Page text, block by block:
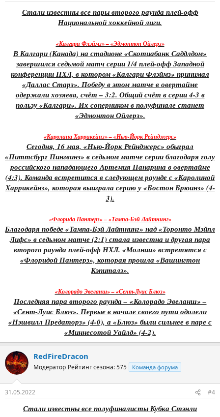
Стали известны все пары второго раунда плей-офф
Национальной хоккейной лиги.
«Калгари Флэймз» – «Эдмонтон Ойлерз»
В Калгари (Канада) на стадионе «Скотиабанк Саддлдом»
завершился седьмой матч серии 1/4 плей-офф Западной
конференции НХЛ, в котором «Калгари Флэймз» принимал
«Даллас Старз». Победу в этом матче в овертайме
одержали хозяева, счёт – 3:2. Общий счёт в серии 4-3 в
пользу «Калгари». Их соперником в полуфинале станет
«Эдмонтон Ойлерз».
«Каролина Харрикейнз» – «Нью-Йорк Рейнджерс»
Сегодня, 16 мая, «Нью-Йорк Рейнджерс» обыграл
«Питтсбург Пингвинз» в седьмом матче серии благодаря голу
российского нападающего Артемия Панарина в овертайме
(4:3). Команда встретится в следующем раунде с «Каролиной
Харрикейнз», которая выиграла серию у «Бостон Брюинз» (4-
3).
«Флорида Пантерз» – «Тампа-Бэй Лайтнинг»
Благодаря победе «Тампа-Бэй Лайтнинг» над «Торонто Мэйпл
Лифс» в седьмом матче (2:1) стала известна и другая пара
второго раунда плей-офф НХЛ. «Молнии» встретятся с
«Флоридой Пантерз», которая прошла «Вашингтон
Кэпиталз».
«Колорадо Эвеланш» – «Сент-Луис Блюз»
Последняя пара второго раунда – «Колорадо Эвеланш» –
«Сент-Луис Блюз». Первые в начале своего пути одолели
«Нэшвилл Предаторз» (4-0), а «Блюз» были сильнее в паре с
«Миннесотой Уайлд» (4-2).
RedFireDracon
Модератор Рейтинг сезона: 575 Команда форума
31.05.2022 #4
Стали известны все полуфиналисты Кубка Стэнли